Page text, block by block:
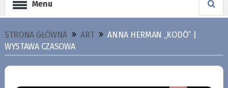
Menu
STRONA GŁÓWNA ART
ANNA HERMAN „KODŌ” |
WYSTAWA CZASOWA